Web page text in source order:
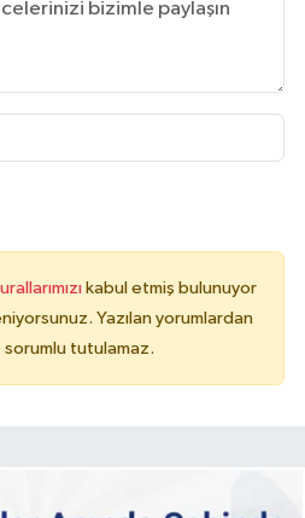
kabul etmiş bulunuyor
Yazılan yorumlardan
sorumlu tutulamaz.